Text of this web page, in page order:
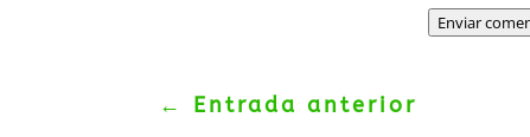
Enviar
← Entrada anterior